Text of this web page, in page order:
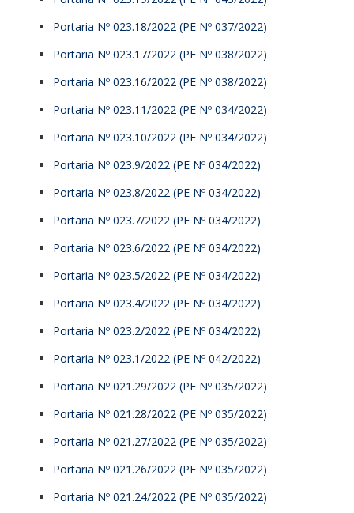
Portaria Nº 023.18/2022 (PE Nº 037/2022)
Portaria Nº 023.17/2022 (PE Nº 038/2022)
Portaria Nº 023.16/2022 (PE Nº 038/2022)
Portaria Nº 023.11/2022 (PE Nº 034/2022)
Portaria Nº 023.10/2022 (PE Nº 034/2022)
Portaria Nº 023.9/2022 (PE Nº 034/2022)
Portaria Nº 023.8/2022 (PE Nº 034/2022)
Portaria Nº 023.7/2022 (PE Nº 034/2022)
Portaria Nº 023.6/2022 (PE Nº 034/2022)
Portaria Nº 023.5/2022 (PE Nº 034/2022)
Portaria Nº 023.4/2022 (PE Nº 034/2022)
Portaria Nº 023.2/2022 (PE Nº 034/2022)
Portaria Nº 023.1/2022 (PE Nº 042/2022)
Portaria Nº 021.29/2022 (PE Nº 035/2022)
Portaria Nº 021.28/2022 (PE Nº 035/2022)
Portaria Nº 021.27/2022 (PE Nº 035/2022)
Portaria Nº 021.26/2022 (PE Nº 035/2022)
Portaria Nº 021.24/2022 (PE Nº 035/2022)